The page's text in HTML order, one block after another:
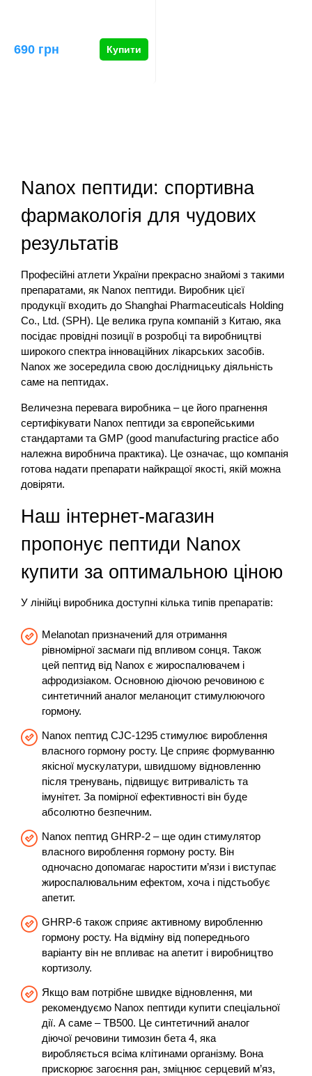
690 грн Купити
Nanox пептиди: спортивна
фармакологія для чудових
результатів
Професійні атлети України прекрасно знайомі з такими
препаратами, як Nanox пептиди. Виробник цієї
продукції входить до Shanghai Pharmaceuticals Holding
Co., Ltd. (SPH). Це велика група компаній з Китаю, яка
посідає провідні позиції в розробці та виробництві
широкого спектра інноваційних лікарських засобів.
Nanox же зосередила свою дослідницьку діяльність
саме на пептидах.
Величезна перевага виробника – це його прагнення
сертифікувати Nanox пептиди за європейськими
стандартами та GMP (good manufacturing practice або
належна виробнича практика). Це означає, що компанія
готова надати препарати найкращої якості, якій можна
довіряти.
Наш інтернет-магазин
пропонує пептиди Nanox
купити за оптимальною ціною
У лінійці виробника доступні кілька типів препаратів:
Melanotan призначений для отримання
рівномірної засмаги під впливом сонця. Також
цей пептид від Nanox є жироспалювачем і
афродизіаком. Основною діючою речовиною є
синтетичний аналог меланоцит стимулюючого
гормону.
Nanox пептид CJC-1295 стимулює вироблення
власного гормону росту. Це сприяє формуванню
якісної мускулатури, швидшому відновленню
після тренувань, підвищує витривалість та
імунітет. За помірної ефективності він буде
абсолютно безпечним.
Nanox пептид GHRP-2 – ще один стимулятор
власного вироблення гормону росту. Він
одночасно допомагає наростити м’язи і виступає
жироспалювальним ефектом, хоча і підстьобує
апетит.
GHRP-6 також сприяє активному виробленню
гормону росту. На відміну від попереднього
варіанту він не впливає на апетит і виробництво
кортизолу.
Якщо вам потрібне швидке відновлення, ми
рекомендуємо Nanox пептиди купити спеціальної
дії. А саме – TB500. Це синтетичний аналог
діючої речовини тимозин бета 4, яка
виробляється всіма клітинами організму. Вона
прискорює загоєння ран, зміцнює серцевий м’яз,